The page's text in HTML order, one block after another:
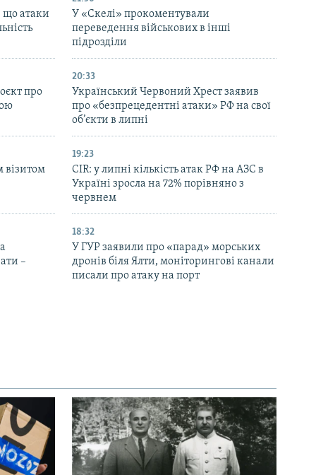
що атаки
У «Скелі» прокоментували
переведення військових в інші
підрозділи
про
20:33
Український Червоний Хрест заявив
про «безпрецедентні атаки» РФ на свої
об’єкти в липні
візитом
19:23
CIR: у липні кількість атак РФ на АЗС в
Україні зросла на 72% порівняно з
червнем
–
18:32
У ГУР заявили про «парад» морських
дронів біля Ялти, моніторингові канали
писали про атаку на порт